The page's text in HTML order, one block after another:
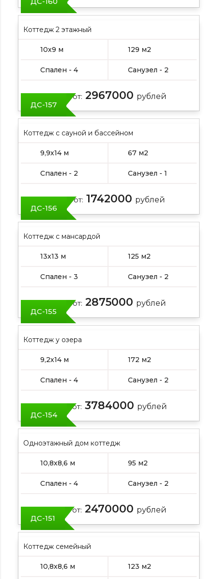
Коттедж 2 этажный
10х9 м 129 м2
Спален - 4 Санузел - 2
Цена от: 2967000 рублей
ДС-157
Коттедж с сауной и бассейном
9,9х14 м 67 м2
Спален - 2 Санузел - 1
Цена от: 1742000 рублей
ДС-156
Коттедж с мансардой
13х13 м 125 м2
Спален - 3 Санузел - 2
Цена от: 2875000 рублей
ДС-155
Коттедж у озера
9,2х14 м 172 м2
Спален - 4 Санузел - 2
Цена от: 3784000 рублей
ДС-154
Одноэтажный дом коттедж
10,8х8,6 м 95 м2
Спален - 4 Санузел - 2
Цена от: 2470000 рублей
ДС-151
Коттедж семейный
10,8х8,6 м 123 м2